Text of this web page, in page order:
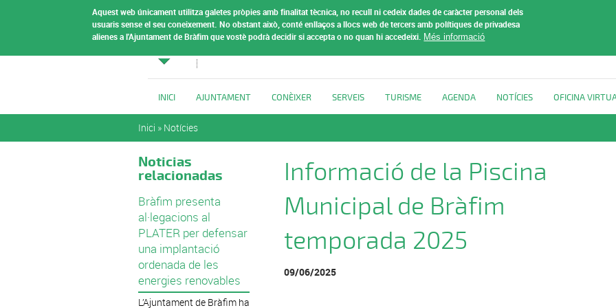
Aquest web únicament utilitza galetes pròpies amb finalitat tècnica, no recull ni cedeix dades de caràcter personal dels
usuaris sense el seu coneixement.No obstant això, conté enllaços a llocs web de tercers amb polítiques de privadesa
alienes a l'Ajuntament de Bràfim que vostè podrà decidir si accepta o no quan hi accedeixi. Més informació
Ajuntament de
Bràfim
INICI AJUNTAMENT CONÈIXER SERVEIS TURISME AGENDA NOTÍCIES OFICINA
Inici » Notícies
Noticias
relacionadas
Bràfim presenta
al·legacions al
PLATER per defensar
una implantació
ordenada de les
energies renovables
L’Ajuntament de Bràfim ha
Informació de la Piscina
Municipal de Bràfim
temporada 2025
09/06/2025